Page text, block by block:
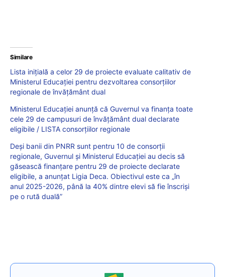
Similare
Lista inițială a celor 29 de proiecte evaluate calitativ de
Ministerul Educației pentru dezvoltarea consorțiilor
regionale de învățământ dual
Ministerul Educației anunță că Guvernul va finanța toate
cele 29 de campusuri de învățământ dual declarate
eligibile / LISTA consorțiilor regionale
Deși banii din PNRR sunt pentru 10 de consorții
regionale, Guvernul și Ministerul Educației au decis să
găsească finanțare pentru 29 de proiecte declarate
eligibile, a anunțat Ligia Deca. Obiectivul este ca „în
anul 2025-2026, până la 40% dintre elevi să fie înscriși
pe o rută duală”